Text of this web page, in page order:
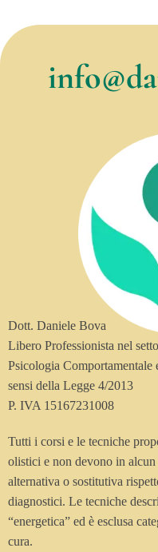
Dott. Daniele Bova
Libero Professionista nel
Psicologia Comportamentale
sensi della Legge 4/2013
P. IVA 15167231008
Tutti i corsi e le tecniche
olistici e non devono in
alternativa o sostitutiva
diagnostici. Le tecniche
“energetica” ed è esclusa
cura.